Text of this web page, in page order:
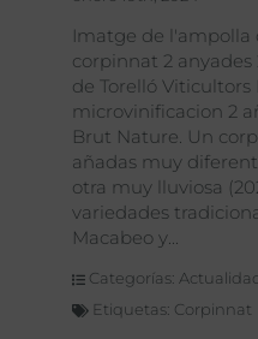
Imatge de l'ampolla
corpinnat 2 anyades
de Torelló
microvinificacion 2
Brut Nature. Un
añadas muy
otra muy lluviosa
variedades
Macabeo y
Categorías:
Etiquetas: Corpinnat